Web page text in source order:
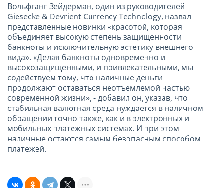
Вольфганг Зейдерман, один из руководителей
Giesecke & Devrient Currency Technology, назвал
представленные новинки «красотой, которая
объединяет высокую степень защищенности
банкноты и исключительную эстетику внешнего
вида». «Делая банкноты одновременно и
высокозащищенными, и привлекательными, мы
содействуем тому, что наличные деньги
продолжают оставаться неотъемлемой частью
современной жизни», - добавил он, указав, что
стабильная валютная среда нуждается в наличном
обращении точно также, как и в электронных и
мобильных платежных системах. И при этом
наличные остаются самым безопасным способом
платежей.